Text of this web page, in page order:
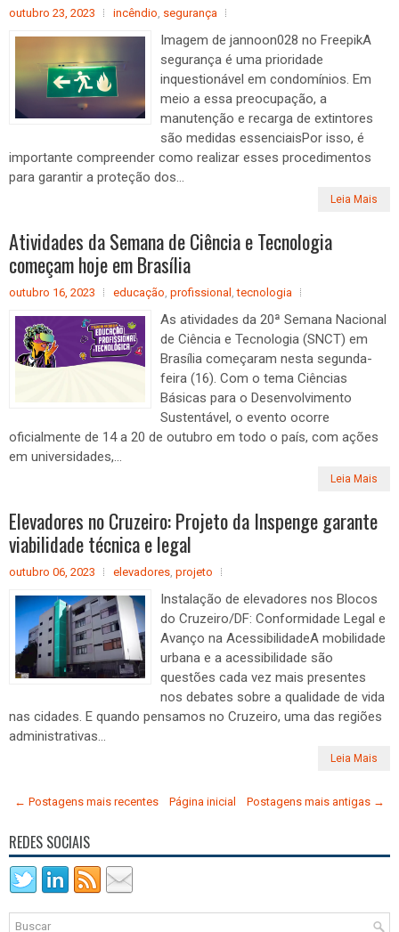
outubro 23, 2023 incêndio, segurança
Imagem de jannoon028 no FreepikA
segurança é uma prioridade
inquestionável em condomínios. Em
meio a essa preocupação, a
manutenção e recarga de extintores
são medidas essenciaisPor isso, é
importante compreender como realizar esses procedimentos
para garantir a proteção dos...
Leia Mais
Atividades da Semana de Ciência e Tecnologia
começam hoje em Brasília
outubro 16, 2023 educação, profissional ,tecnologia
As atividades da 20ª Semana Nacional
de Ciência e Tecnologia (SNCT) em
Brasília começaram nesta segunda-
feira (16). Com o tema Ciências
Básicas para o Desenvolvimento
Sustentável, o evento ocorre
oficialmente de 14 a 20 de outubro em todo o país, com ações
em universidades,...
Leia Mais
Elevadores no Cruzeiro: Projeto da Inspenge garante
viabilidade técnica e legal
outubro 06, 2023 elevadores, projeto
Instalação de elevadores nos Blocos
do Cruzeiro/DF: Conformidade Legal e
Avanço na AcessibilidadeA mobilidade
urbana e a acessibilidade são
questões cada vez mais presentes
nos debates sobre a qualidade de vida
nas cidades. E quando pensamos no Cruzeiro, uma das regiões
administrativas...
Leia Mais
← Postagens mais recentes Postagens mais antigas →
Página inicial
REDES SOCIAIS